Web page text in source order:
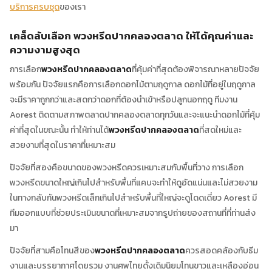
บริการครบชุดของเรา
เคล็ดลับเลือก พวงหรีดปากคลองตลาด ให้ได้คุณค่าและ
ความงามสูงสุด
การเลือกพวงหรีดปากคลองตลาดที่คุ้มค่าที่สุดต้องพิจารณาหลายปัจจัย
พร้อมกัน ปัจจัยแรกคือการเลือกดอกไม้ตามฤดูกาล ดอกไม้ที่อยู่ในฤดูกาล
จะมีราคาถูกกว่าและสดกว่าดอกที่ต้องนำเข้าหรือปลูกนอกฤดู ทีมงาน
Aorest ติดตามสภาพตลาดปากคลองตลาดทุกวันและจะแนะนำดอกไม้ที่คุ้ม
ค่าที่สุดในขณะนั้น ทำให้ท่านได้พวงหรีดปากคลองตลาดที่สดใหม่และ
สวยงามที่สุดในราคาที่เหมาะสม
ปัจจัยที่สองคือขนาดของพวงหรีดควรเหมาะสมกับพื้นที่วาง การเลือก
พวงหรีดขนาดใหญ่เกินไปสำหรับพื้นที่แคบจะทำให้ดูอัดแน่นและไม่สวยงาม
ในทางกลับกันพวงหรีดเล็กเกินไปสำหรับพื้นที่ใหญ่จะดูโดดเดี่ยว Aorest มี
ทีมออกแบบที่ช่วยประเมินขนาดที่เหมาะสมจากรูปถ่ายของสถานที่ที่ท่านส่ง
มา
ปัจจัยที่สามคือโทนสีของพวงหรีดปากคลองตลาดควรสอดคล้องกับธีม
งานและบรรยากาศโดยรวม งานศพไทยดั้งเดิมนิยมโทนขาวและเหลืองอ่อน